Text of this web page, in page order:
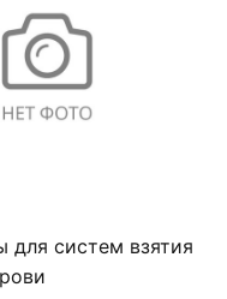
для систем взятия